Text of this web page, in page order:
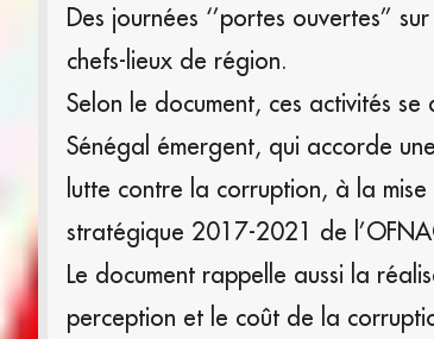
Des journées ‘’portes ouvertes’’
chefs-lieux de région.
Selon le document, ces activités
Sénégal émergent, qui accorde
lutte contre la corruption, à la
stratégique 2017-2021 de
Le document rappelle aussi la
perception et le coût de la